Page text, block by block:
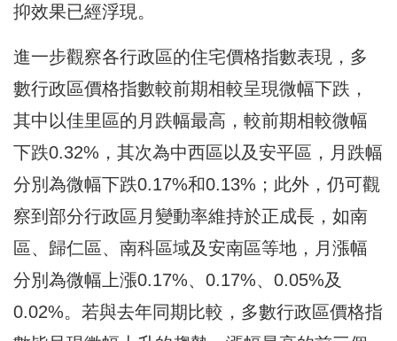
抑效果已經浮現。
進一步觀察各行政區的住宅價格指數表現，多
數行政區價格指數較前期相較呈現微幅下跌，
其中以佳里區的月跌幅最高，較前期相較微幅
下跌0.32%，其次為中西區以及安平區，月跌幅
分別為微幅下跌0.17%和0.13%；此外，仍可觀
察到部分行政區月變動率維持於正成長，如南
區、歸仁區、南科區域及安南區等地，月漲幅
分別為微幅上漲0.17%、0.17%、0.05%及
0.02%。若與去年同期比較，多數行政區價格指